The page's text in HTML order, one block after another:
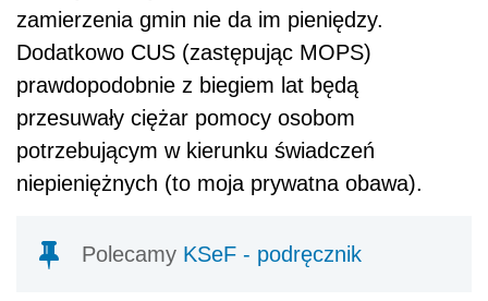
zamierzenia gmin nie da im pieniędzy.
Dodatkowo CUS (zastępując MOPS)
prawdopodobnie z biegiem lat będą
przesuwały ciężar pomocy osobom
potrzebującym w kierunku świadczeń
niepieniężnych (to moja prywatna obawa).
Polecamy KSeF - podręcznik